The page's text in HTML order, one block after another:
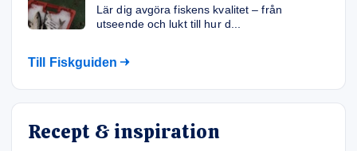
Lär dig avgöra fiskens kvalitet – från
utseende och lukt till hur d...
Till Fiskguiden
Recept & inspiration